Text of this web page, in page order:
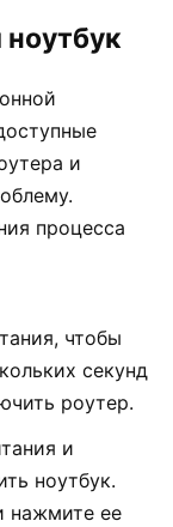
ноутбук
и
процесса
чтобы
секунд
роутер.
и
ноутбук.
нажмите ее